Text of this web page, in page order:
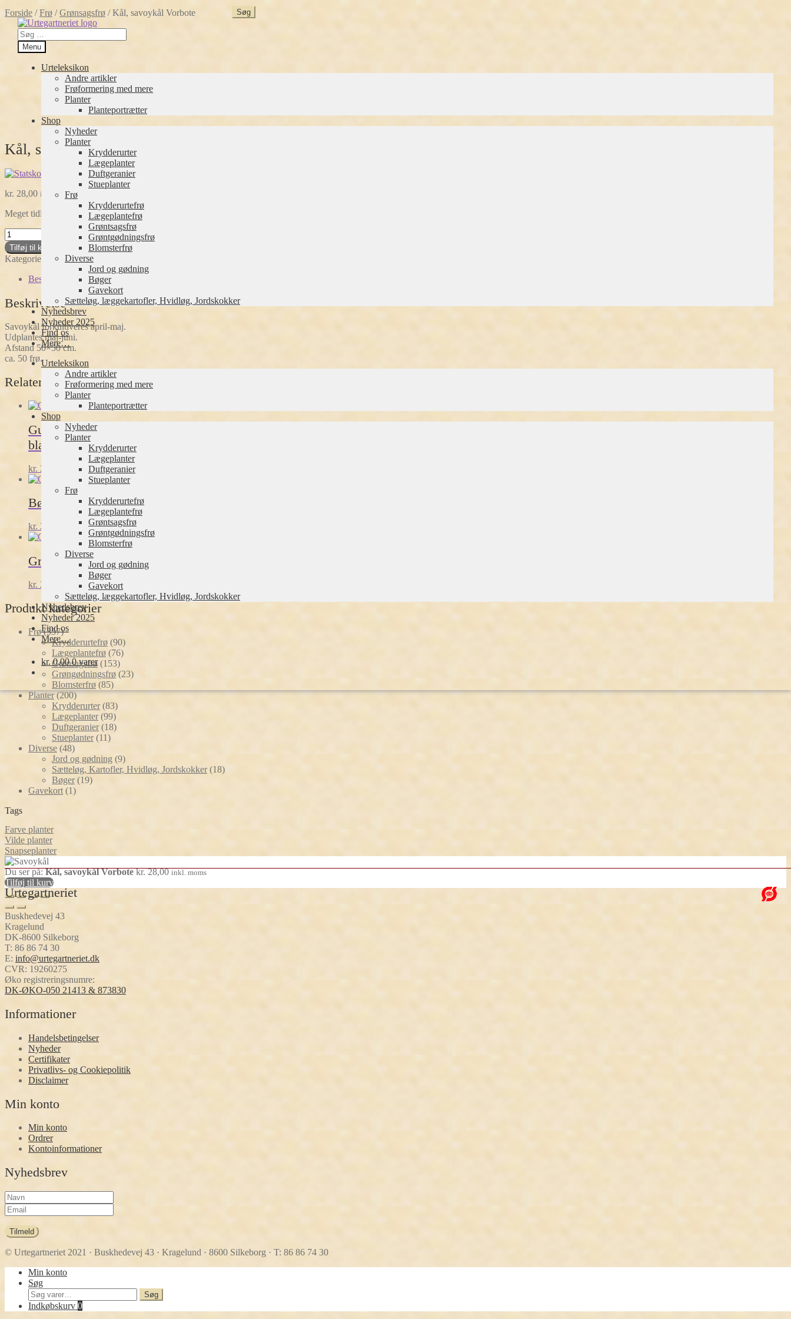
Spring
til
navigation
Spring
til
indhold
Søg
efter:
Menu
Urteleksikon
Andre artikler
Frøformering med mere
Planter
Planteportrætter
Shop
Nyheder
Planter
Krydderurter
Lægeplanter
Duftgeranier
Stueplanter
Frø
Krydderurtefrø
Lægeplantefrø
Grøntsagsfrø
Grøntgødningsfrø
Blomsterfrø
Diverse
Jord og gødning
Bøger
Gavekort
Sætteløg, læggekartofler, Hvidløg, Jordskokker
Nyhedsbrev
Nyheder 2025
Find os
Mere…
Urteleksikon
Andre artikler
Frøformering med mere
Planter
Planteportrætter
Shop
Nyheder
Planter
Krydderurter
Lægeplanter
Duftgeranier
Stueplanter
Frø
Krydderurtefrø
Lægeplantefrø
Grøntsagsfrø
Grøntgødningsfrø
Blomsterfrø
Diverse
Jord og gødning
Bøger
Gavekort
Sætteløg, læggekartofler, Hvidløg, Jordskokker
Nyhedsbrev
Nyheder 2025
Find os
Mere…
kr.0,00 0 varer
Forside /Frø /Grønsagsfrø /Kål, savoykål Vorbote
Kål, savoykål Vorbote
kr. 28,00 inkl. moms
Meget tidlig sort. Krusede sarte blade med en mild-aromatisk smag.
Kål,
savoykål
Vorbote
antal
Tilføj til kurv
Kategorier: Frø ,Grønsagsfrø
Beskrivelse
Beskrivelse
Savoykål forkultiveres april-maj.
Udplantes maj-juni.
Afstand 50×50 cm.
ca. 50 frø.
Relaterede varer
Gulerod
blandede farver
kr. 28,00 inkl. moms Tilføj til kurv
Bønne, stang grøn Neckarkönigin
kr. 28,00 inkl. moms Tilføj til kurv
Græskar, gul Gele Centener
kr. 28,00 inkl. moms Tilføj til kurv
Produkt kategorier
Frø 357357
varer
Krydderurtefrø 9090
varer
Lægeplantefrø 7676
Grønsagsfrø 153153
varer
Grøngødningsfrø 2323
Blomsterfrø 8585
varer
Planter 200200
varer
Krydderurter 8383
varer
Lægeplanter 9999
varer
Duftgeranier 1818
Stueplanter 1111
Diverse 4848
varer
Jord og gødning 99
varer
Sætteløg, Kartofler, Hvidløg, Jordskokker 1818
Bøger 1919
Gavekort 11
Tags
Farve planter
Vilde planter
Snapseplanter
Urtegartneriet
Buskhedevej 43
Kragelund
DK-8600 Silkeborg
T: 86 86 74 30
E: info@urtegartneriet.dk
CVR: 19260275
Øko registreringsnumre:
DK-ØKO-050 21413 & 873830
Informationer
Handelsbetingelser
Nyheder
Certifikater
Privatlivs- og Cookiepolitik
Disclaimer
Min konto
Min konto
Ordrer
Kontoinformationer
Nyhedsbrev
Tilmeld
© Urtegartneriet 2021 · Buskhedevej 43 · Kragelund · 8600 Silkeborg · T: 86 86 74 30
Min konto
Søg
Søg
efter:
Søg
Indkøbskurv 0
Du ser på:Kål, savoykål Vorbote kr.28,00 inkl. moms
Tilføj til kurv